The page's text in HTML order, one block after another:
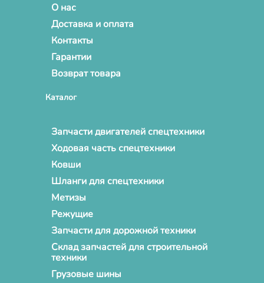
О нас
Доставка и оплата
Контакты
Гарантии
Возврат товара
Каталог
Запчасти двигателей спецтехники
Ходовая часть спецтехники
Ковши
Шланги для спецтехники
Метизы
Режущие
Запчасти для дорожной техники
Склад запчастей для строительной
техники
Грузовые шины